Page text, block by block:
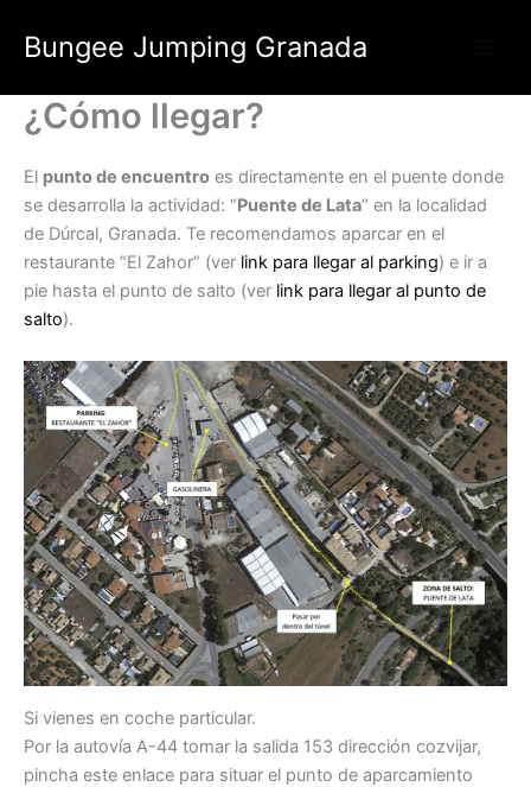
contenido
Bungee Jumping Granada
¿Cómo llegar?
El punto de encuentro es directamente en el puente donde
se desarrolla la actividad: “Puente de Lata” en la localidad
de Dúrcal, Granada. Te recomendamos aparcar en el
restaurante “El Zahor” (ver link para llegar al parking) e ir a
pie hasta el punto de salto (ver link para llegar al punto de
salto).
Si vienes en coche particular.
Por la autovía A-44 tomar la salida 153 dirección cozvijar,
pincha este enlace para situar el punto de aparcamiento